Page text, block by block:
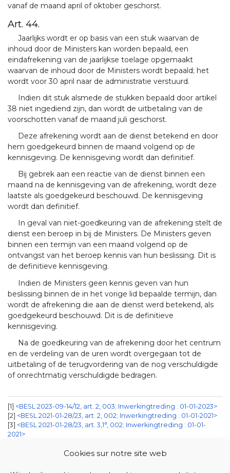
Cookies sur notre site web
vanaf de maand april of oktober geschorst.
Art. 44.
Jaarlijks wordt er op basis van een stuk waarvan de
inhoud door de Ministers kan worden bepaald, een
eindafrekening van de jaarlijkse toelage opgemaakt
waarvan de inhoud door de Ministers wordt bepaald; het
wordt voor 30 april naar de administratie verstuurd.
Indien dit stuk alsmede de stukken bepaald door artikel
38 niet ingediend zijn, dan wordt de uitbetaling van de
voorschotten vanaf de maand juli geschorst.
Deze afrekening wordt aan de dienst betekend en door
hem goedgekeurd binnen de maand volgend op de
kennisgeving. De kennisgeving wordt dan definitief.
Bij gebrek aan een reactie van de dienst binnen een
maand na de kennisgeving van de afrekening, wordt deze
laatste als goedgekeurd beschouwd. De kennisgeving
wordt dan definitief.
In geval van niet-goedkeuring van de afrekening stelt de
dienst een beroep in bij de Ministers. De Ministers geven
binnen een termijn van een maand volgend op de
ontvangst van het beroep kennis van hun beslissing. Dit is
de definitieve kennisgeving.
Indien de Ministers geen kennis geven van hun
beslissing binnen de in het vorige lid bepaalde termijn, dan
wordt de afrekening die aan de dienst werd betekend, als
goedgekeurd beschouwd. Dit is de definitieve
kennisgeving.
Na de goedkeuring van de afrekening door het centrum
en de verdeling van de uren wordt overgegaan tot de
uitbetaling of de terugvordering van de nog verschuldigde
of onrechtmatig verschuldigde bedragen.
1 <BESL 2023-09-14/12, art. 2, 003; Inwerkingtreding : 01-01-2023>
2 <BESL 2021-01-28/23, art. 2, 002; Inwerkingtreding : 01-01-2021>
3 <BESL 2021-01-28/23, art. 3,1°, 002; Inwerkingtreding : 01-01-
2021>